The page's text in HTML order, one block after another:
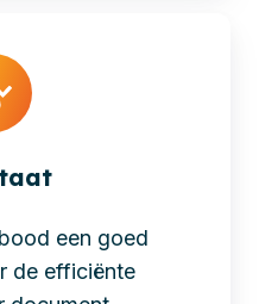
een goed
de efficiënte